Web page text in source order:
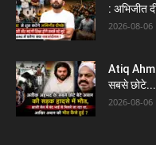
: अभिजीत
2026-08-06
Atiq
सबसे छोटे...
2026-08-06